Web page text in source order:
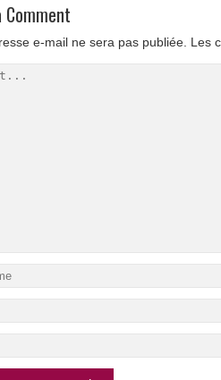
Comment
e-mail ne sera pas publiée. Les